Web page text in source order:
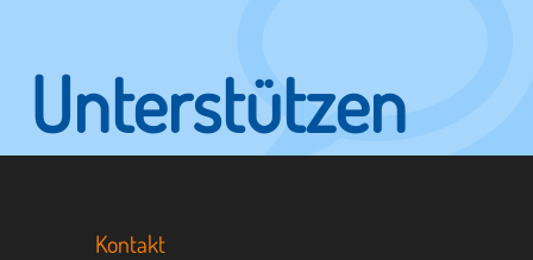
Unterstützen
Sie KUNO.
Kontakt